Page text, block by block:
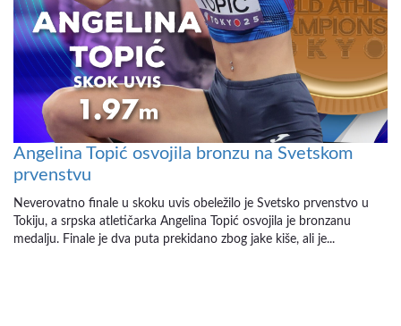
Angelina Topić osvojila bronzu na Svetskom
prvenstvu
Neverovatno finale u skoku uvis obeležilo je Svetsko prvenstvo u
Tokiju, a srpska atletičarka Angelina Topić osvojila je bronzanu
medalju. Finale je dva puta prekidano zbog jake kiše, ali je...